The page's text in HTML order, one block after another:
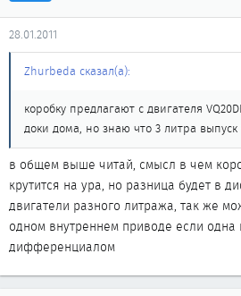
28.01.2011
Zhurbeda сказал(а):
коробку предлагают с двигателя
доки дома, но знаю что 3 литра выпуск
в общем выше читай, смысл в чем
крутится на ура, но разница будет в
двигатели разного литража, так же
одном внутреннем приводе если одна
дифференциалом